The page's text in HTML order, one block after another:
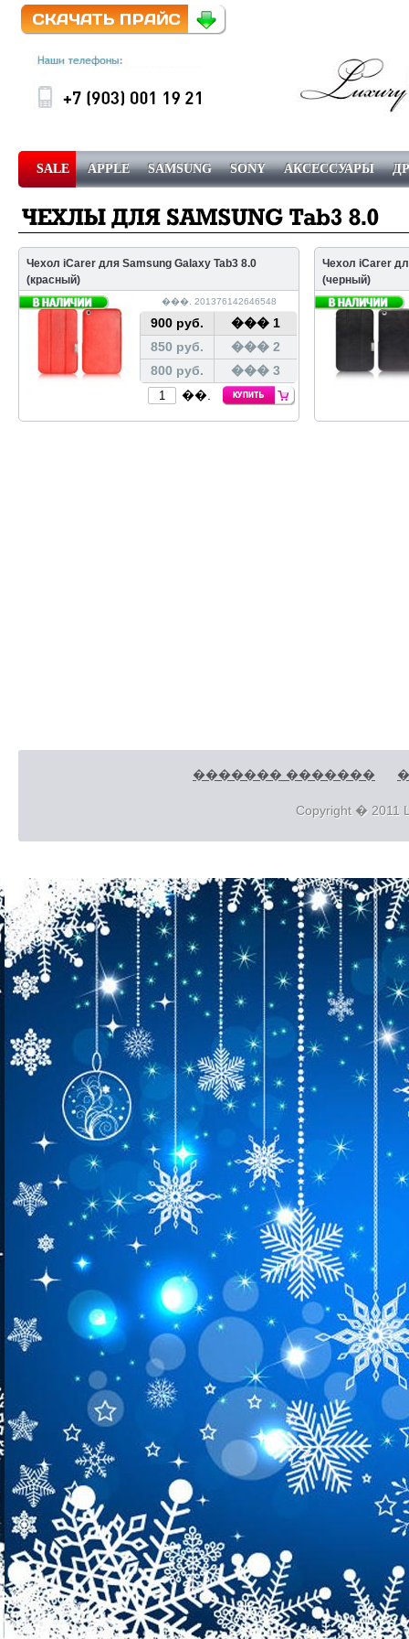
SALE APPLE SAMSUNG SONY АКСЕССУАРЫ
������ � �������� ��������
Чехол iCarer для Samsung Galaxy Tab3 8.0
(красный)
���. 201376142646548
900 руб.
��� 1
850 руб.
��� 2
800 руб.
��� 3
��.
Чехол iCarer
(черный)
������� �������
Copyright � 2011